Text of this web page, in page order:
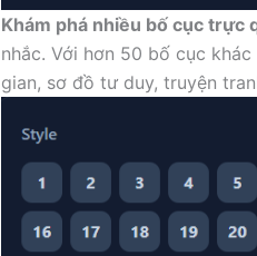
Khám phá nhiều bố cục trực
nhắc. Với hơn 50 bố cục
gian, sơ đồ tư duy, truyện